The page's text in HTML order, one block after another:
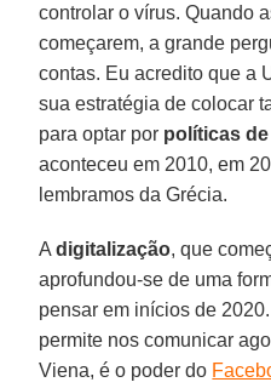
controlar o vírus. Quando
começarem, a grande
contas. Eu acredito que a
sua estratégia de colocar
para optar por políticas
aconteceu em 2010, em
lembramos da Grécia.
Adigitalização, que
aprofundou-se de uma
pensar em inícios de
permite nos comunicar
Viena, é o poder do